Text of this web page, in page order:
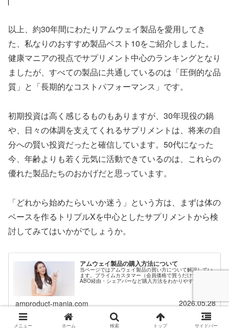
以上、約30年間にわたりアムウェイ製品を愛用してき
た、私なりのおすすめ製品ベスト10をご紹介しました。
健康マニアの視点でサプリメント中心のランキングとなり
ましたが、すべての製品に共通しているのは「圧倒的な品
質」と「長期的なコストパフォーマンス」です。
初期投資は高く感じるものもありますが、30年現役の鍋
や、日々の体調を支えてくれるサプリメントは、将来の自
分への賢い投資だったと確信しています。50代になった
今、年齢よりも若く元気に活動できているのは、これらの
優れた製品たちのおかげだと思っています。
「どれから始めたらいいか迷う」という方は、まずは体の
ベースを作るトリプルXを中心としたサプリメントから検
討してみてはいかがでしょうか。
アムウェイ製品の購入方法について
当ページではアムウェイ製品の買い方について解説してい
ます。プライムカスタマー（会員価格で買うだけでOK）・
ABO経由・シェアバーなど購入方法をわかりやすく解説。
会員登録希望なのに紹介者がいない方は当サイトからご紹
amproduct-mania.com 2026.05.28
メニュー ホーム 検索 トップ サイドバー